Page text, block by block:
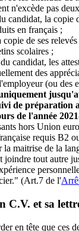
n'excède pas
candidat, la copie
en français ;
de ses
scolaires ;
candidat, les
des
(ou des
de préparation
de l'année
hors Union
requis B2
la maitrise de la
joindre tout autre
(Art.7 de l'
C.V. et sa
en tête que ces